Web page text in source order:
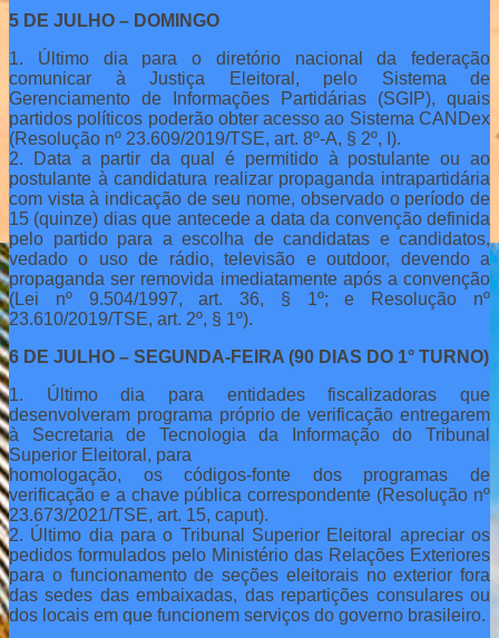
5 DE JULHO – DOMINGO
1. Último dia para o diretório nacional da federação
comunicar à Justiça Eleitoral, pelo Sistema de
Gerenciamento de Informações Partidárias (SGIP), quais
partidos políticos poderão obter acesso ao Sistema CANDex
(Resolução nº 23.609/2019/TSE, art. 8º-A, § 2º, I).
2. Data a partir da qual é permitido à postulante ou ao
postulante à candidatura realizar propaganda intrapartidária
com vista à indicação de seu nome, observado o período de
15 (quinze) dias que antecede a data da convenção definida
pelo partido para a escolha de candidatas e candidatos,
vedado o uso de rádio, televisão e outdoor, devendo a
propaganda ser removida imediatamente após a convenção
(Lei nº 9.504/1997, art. 36, § 1º; e Resolução nº
23.610/2019/TSE, art. 2º, § 1º).
6 DE JULHO – SEGUNDA-FEIRA (90 DIAS DO 1° TURNO)
1. Último dia para entidades fiscalizadoras que
desenvolveram programa próprio de verificação entregarem
à Secretaria de Tecnologia da Informação do Tribunal
Superior Eleitoral, para
homologação, os códigos-fonte dos programas de
verificação e a chave pública correspondente (Resolução nº
23.673/2021/TSE, art. 15, caput).
2. Último dia para o Tribunal Superior Eleitoral apreciar os
pedidos formulados pelo Ministério das Relações Exteriores
para o funcionamento de seções eleitorais no exterior fora
das sedes das embaixadas, das repartições consulares ou
dos locais em que funcionem serviços do governo brasileiro.